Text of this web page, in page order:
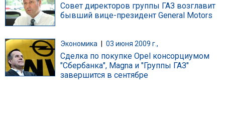
Совет директоров группы ГАЗ возглавит
бывший вице-президент General Motors
Экономика 03 июня 2009 г.,
Сделка по покупке Opel консорциумом
"Сбербанка", Magna и "Группы ГАЗ"
завершится в сентябре